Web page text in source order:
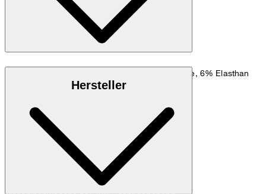
Stretch-Qualität aus 69% Polyester, 25% Viskose, 6% Elasthan
Hersteller